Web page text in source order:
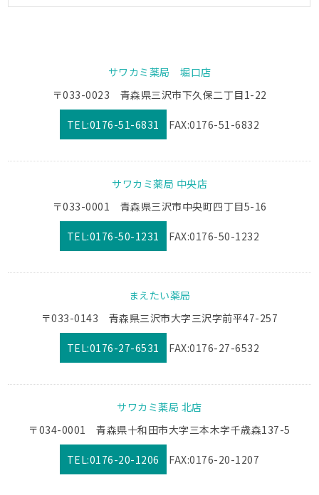
サワカミ薬局 堀口店
〒033-0023 青森県三沢市下久保二丁目1-22
TEL:0176-51-6831 FAX:0176-51-6832
サワカミ薬局 中央店
〒033-0001 青森県三沢市中央町四丁目5-16
TEL:0176-50-1231 FAX:0176-50-1232
まえたい薬局
〒033-0143 青森県三沢市大字三沢字前平47-257
TEL:0176-27-6531 FAX:0176-27-6532
サワカミ薬局 北店
〒034-0001 青森県十和田市大字三本木字千歳森137-5
TEL:0176-20-1206 FAX:0176-20-1207